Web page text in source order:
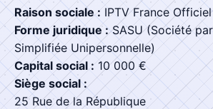
S'abonner maintenant
Raison sociale : IPTV France Officiel
Forme juridique : SASU (Société
Simplifiée Unipersonnelle)
Capital social : 10 000 €
Siège social :
25 Rue de la République